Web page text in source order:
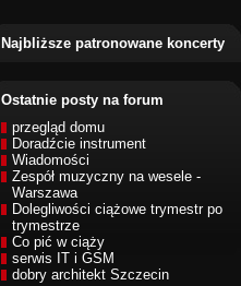
Najbliższe patronowane koncerty
Ostatnie posty na forum
przegląd domu
Doradźcie instrument
Wiadomości
Zespół muzyczny na wesele -
Warszawa
Dolegliwości ciążowe trymestr po
trymestrze
Co pić w ciąży
serwis IT i GSM
dobry architekt Szczecin